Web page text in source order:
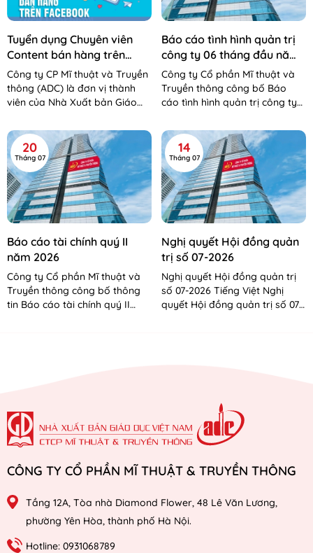
Tuyển dụng Chuyên viên
Content bán hàng trên
Facebook
Công ty CP Mĩ thuật và Truyền
thông (ADC) là đơn vị thành
viên của Nhà Xuất bản Giáo
Đào tạo. Công...
Báo cáo tình hình quản trị
công ty 06 tháng đầu năm
2026
Công ty Cổ phần Mĩ thuật và
Truyền thông công bố Báo
cáo tình hình quản trị công ty
cáo tình hình QTCT 06 tháng...
20
Tháng 07
Báo cáo tài chính quý II
năm 2026
Công ty Cổ phần Mĩ thuật và
Truyền thông công bố thông
tin Báo cáo tài chính quý II
14
Tháng 07
Nghị quyết Hội đồng quản
trị số 07-2026
Nghị quyết Hội đồng quản trị
số 07-2026 Tiếng Việt Nghị
quyết Hội đồng quản trị số 07-
CÔNG TY CỔ PHẦN MĨ THUẬT & TRUYỀN THÔNG
Tầng 12A, Tòa nhà Diamond Flower, 48 Lê Văn Lương,
phường Yên Hòa, thành phố Hà Nội.
Hotline: 0931068789